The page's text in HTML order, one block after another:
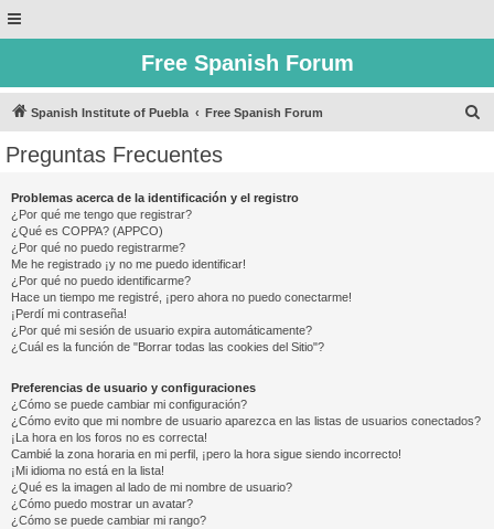
Free Spanish Forum
Spanish Institute of Puebla Free Spanish Forum
Preguntas Frecuentes
Problemas acerca de la identificación y el registro
¿Por qué me tengo que registrar?
¿Qué es COPPA? (APPCO)
¿Por qué no puedo registrarme?
Me he registrado ¡y no me puedo identificar!
¿Por qué no puedo identificarme?
Hace un tiempo me registré, ¡pero ahora no puedo conectarme!
¡Perdí mi contraseña!
¿Por qué mi sesión de usuario expira automáticamente?
¿Cuál es la función de "Borrar todas las cookies del Sitio"?
Preferencias de usuario y configuraciones
¿Cómo se puede cambiar mi configuración?
¿Cómo evito que mi nombre de usuario aparezca en las listas de usuarios conectados?
¡La hora en los foros no es correcta!
Cambié la zona horaria en mi perfil, ¡pero la hora sigue siendo incorrecto!
¡Mi idioma no está en la lista!
¿Qué es la imagen al lado de mi nombre de usuario?
¿Cómo puedo mostrar un avatar?
¿Cómo se puede cambiar mi rango?